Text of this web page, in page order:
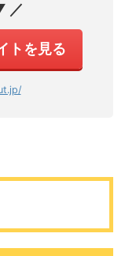
／
トを見る